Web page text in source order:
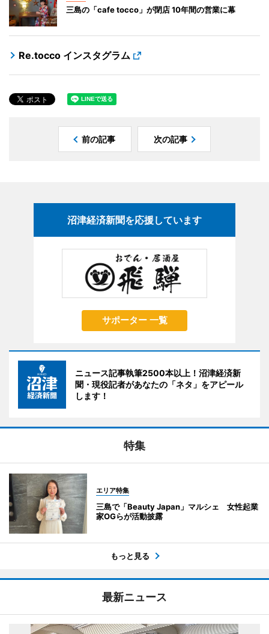
三島の「cafe tocco」が閉店 10年間の営業に幕
Re.tocco インスタグラム
前の記事 次の記事
沼津経済新聞を応援しています
サポーター 一覧
ニュース記事執筆2500本以上！沼津経済新
聞・現役記者があなたの「ネタ」をアピール
します！
特集
エリア特集
三島で「Beauty Japan」マルシェ 女性起業
家OGらが活動披露
もっと見る
最新ニュース